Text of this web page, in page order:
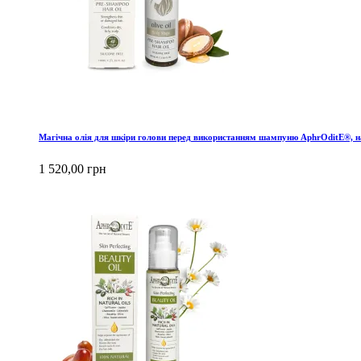
Магічна олія для шкіри голови перед використанням шампуню AphrOditE®,
1 520,00 грн